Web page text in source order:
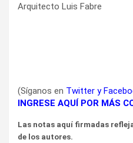
Arquitecto Luis Fabre
(Síganos en Twitter y
INGRESE AQUÍ POR MÁS
Las notas aquí firmadas
de los autores.